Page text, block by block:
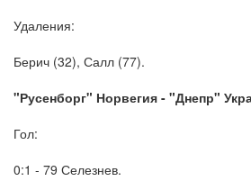
Удаления:
Берич (32), Салл (77).
"Русенборг" Норвегия - "Днепр"
Гол:
0:1 - 79 Селезнев.